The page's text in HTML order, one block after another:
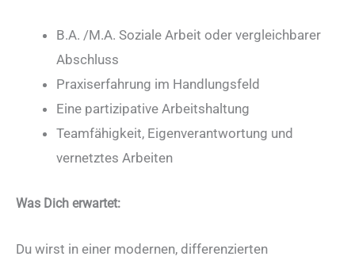
B.A. /M.A. Soziale Arbeit oder vergleichbarer
Abschluss
Praxiserfahrung im Handlungsfeld
Eine partizipative Arbeitshaltung
Teamfähigkeit, Eigenverantwortung und
vernetztes Arbeiten
Was Dich erwartet:
Du wirst in einer modernen, differenzierten